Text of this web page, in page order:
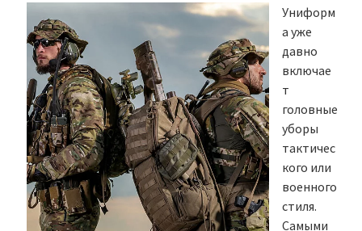
Униформ
а уже
давно
включае
т
головные
уборы
тактичес
кого или
военного
стиля.
Самыми